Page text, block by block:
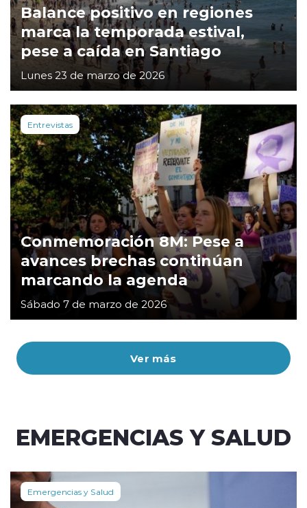
Ver más
Balance positivo en regiones
marca la temporada estival,
pese a caída en Santiago
Lunes 23 de marzo de 2026
Entrevistas
Conmemoración 8M: Pese a
avances brechas continúan
marcando la agenda
Sábado 7 de marzo de 2026
EMERGENCIAS Y SALUD
Emergencias y Salud